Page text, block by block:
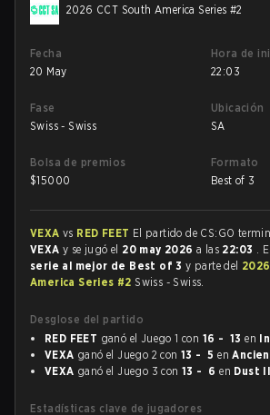
2026 CCT South America Series #2
Fecha
20 May
Hora de
22:03
Fase
Swiss - Swiss
Ubicación
SA
Bolsa de premios
$15000
Formato
Best of 3
VEXA vs RED FEET El partido de CS:GO
VEXA y se jugó el 20 may 2026a las 22:03 .
serie al mejor de Best of 3y parte del
America Series #2 Swiss - Swiss.
Desglose del partido
RED FEET ganó el Juego 1 con 16 - 13 en
VEXA ganó el Juego 2 con13 - 5 en
VEXA ganó el Juego 3 con13 - 6 en Dust II
Estadísticas clave de jugadores